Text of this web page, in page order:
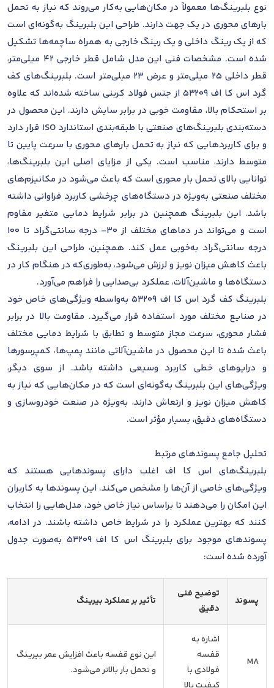
نوع بلبرینگ‌ها معمولاً در مکان‌هایی به‌کار می‌روند که نیاز به تحمل
بارهای محوری در یک جهت دارند. طراحی این بلبرینگ به‌گونه‌ای است
که از یک رینگ داخلی و یک رینگ خارجی به همراه ساچمه‌ها تشکیل
شده است. مشخصات فنی این مدل شامل قطر خارجی ۴۲ میلی‌متر،
قطر داخلی ۲۵ میلی‌متر و عرض ۲۳ میلی‌متر است. بلبرینگ‌های کف
گرد اس کا اف 53209 از جنس فولاد کربنی ساخته شده‌اند که علاوه
بر استحکام بالا، مقاومت خوبی در برابر سایش دارند. این محصول در
دسته‌بندی بلبرینگ‌های صنعتی با طبقه‌بندی استاندارد ISO قرار دارد
و برای کاربردهایی که نیاز به تحمل بارهای محوری با سرعت پایین تا
متوسط دارند، مناسب است. یکی از مزایای اصلی این بلبرینگ‌ها،
توانایی بالای تحمل بار محوری است که باعث می‌شود در مکانیزم‌های
مختلف صنعتی به‌ویژه در دستگاه‌های چرخشی کاربرد فراوانی داشته
باشد. این بلبرینگ همچنین در برابر شرایط دمایی متغیر مقاوم
است و می‌تواند در دماهای مختلف از ۳۰- درجه سانتی‌گراد تا ۱۰۰
درجه سانتی‌گراد به‌خوبی عمل کند. همچنین، طراحی این بلبرینگ
باعث کاهش میزان نویز و لرزش می‌شود، به‌طوری‌که در هنگام کار در
دستگاه‌ها و ماشین‌آلات، عملکرد بی‌صدایی را فراهم می‌آورد.
بلبرینگ کف گرد اس کا اف 53209 به‌واسطه ویژگی‌های خاص خود
در صنایع مختلف مورد استفاده قرار می‌گیرد. مقاومت بالا در برابر
فشار محوری، سرعت مجاز متوسط و تطابق با شرایط دمایی مختلف
باعث شده تا این محصول در ماشین‌آلاتی مانند پمپ‌ها، کمپرسورها
و درایوهای خطی کاربرد وسیعی داشته باشد. از سوی دیگر،
ویژگی‌های این بلبرینگ به‌گونه‌ای است که در مکان‌هایی که نیاز به
کاهش میزان نویز و ارتعاش دارند، به‌ویژه در صنعت خودروسازی و
دستگاه‌های دقیق، بسیار مؤثر است.
تحلیل جامع پسوندهای مرتبط
بلبرینگ‌های اس کا اف اغلب دارای پسوندهایی هستند که
ویژگی‌های خاصی از آن‌ها را مشخص می‌کند. این پسوندها به کاربران
این امکان را می‌دهند تا براساس نیاز خاص خود، مدل‌هایی را انتخاب
کنند که بهترین عملکرد را در شرایط خاص داشته باشند. در ادامه،
پسوندهای موجود برای بلبرینگ اس کا اف 53209 به‌صورت جدول
آورده شده است:
پسوند
توضیح فنی
دقیق
تأثیر بر عملکرد بیرینگ
MA
اشاره به
قفسه
فولادی با
این نوع قفسه باعث افزایش عمر بیرینگ
و تحمل بار بالاتر می‌شود.